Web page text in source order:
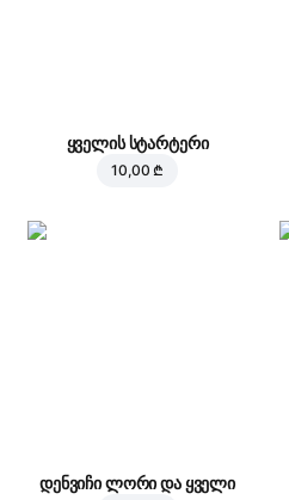
ყველის სტარტერი
10,00 ₾
დენვიჩი ლორი და ყველი